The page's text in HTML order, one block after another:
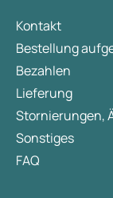
In diesem
wichtigsten
Kontakt
Bestellung
Bezahlen
Lieferung
Stornierungen,
Sonstiges
FAQ